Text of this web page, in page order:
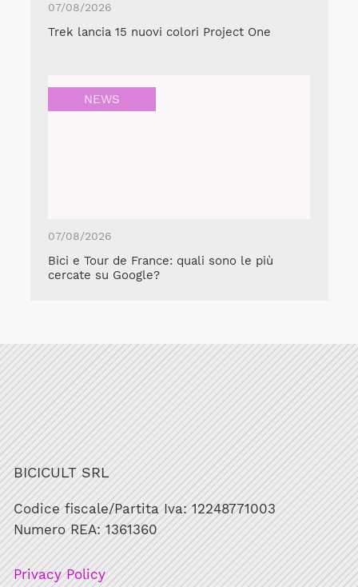
07/08/2026
Trek lancia 15 nuovi colori Project One
NEWS
07/08/2026
Bici e Tour de France: quali sono le più
cercate su Google?
BICICULT SRL
Codice fiscale/Partita Iva: 12248771003
Numero REA: 1361360
Privacy Policy